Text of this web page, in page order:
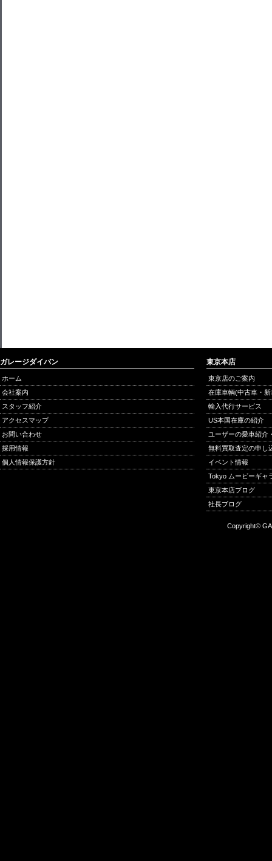
ガレージダイバン
ホーム
会社案内
スタッフ紹介
アクセスマップ
お問い合わせ
採用情報
個人情報保護方針
東京本店
東京店のご案内
在庫車輌(中古車・
輸入代行サービス
US本国在庫の紹介
ユーザーの愛車紹介
無料買取査定の申し
イベント情報
Tokyo ムービーギャ
東京本店ブログ
社長ブログ
Copyright©